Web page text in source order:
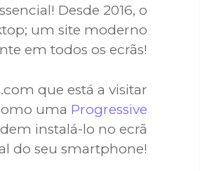
Desde 2016, o
um site moderno
em todos os ecrãs!
que está a visitar
uma Progressive
instalá-lo no ecrã
do seu smartphone!